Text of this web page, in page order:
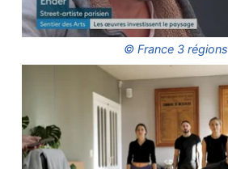
© France 3 régions